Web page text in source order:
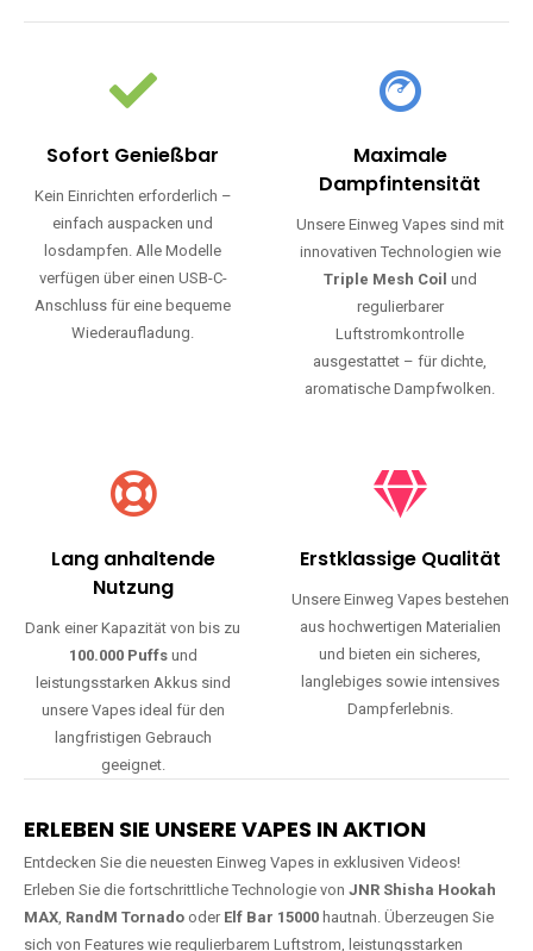
Sofort Genießbar
Kein Einrichten erforderlich –
einfach auspacken und
losdampfen. Alle Modelle
verfügen über einen USB-C-
Anschluss für eine bequeme
Wiederaufladung.
Maximale
Dampfintensität
Unsere Einweg Vapes sind mit
innovativen Technologien wie
Triple Mesh Coil und
regulierbarer
Luftstromkontrolle
ausgestattet – für dichte,
aromatische Dampfwolken.
Lang anhaltende
Nutzung
Dank einer Kapazität von bis zu
100.000 Puffsund
leistungsstarken Akkus sind
unsere Vapes ideal für den
langfristigen Gebrauch
geeignet.
Erstklassige Qualität
Unsere Einweg Vapes bestehen
aus hochwertigen Materialien
und bieten ein sicheres,
langlebiges sowie intensives
Dampferlebnis.
ERLEBEN SIE UNSERE VAPES IN AKTION
Entdecken Sie die neuesten Einweg Vapes in exklusiven Videos!
Erleben Sie die fortschrittliche Technologie von JNR Shisha Hookah
MAX, RandM Tornado oder Elf Bar 15000 hautnah. Überzeugen Sie
sich von Features wie regulierbarem Luftstrom, leistungsstarken